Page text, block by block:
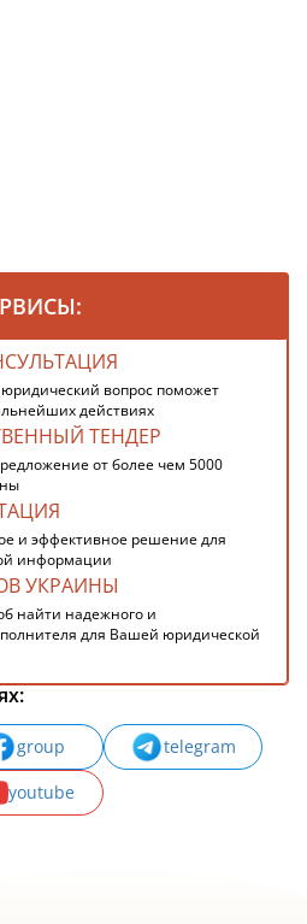
вопрос поможет
действиях
ТЕНДЕР
от более чем 5000
и эффективное решение для
информации
УКРАИНЫ
найти надежного и
для Вашей юридической
group
telegram
youtube